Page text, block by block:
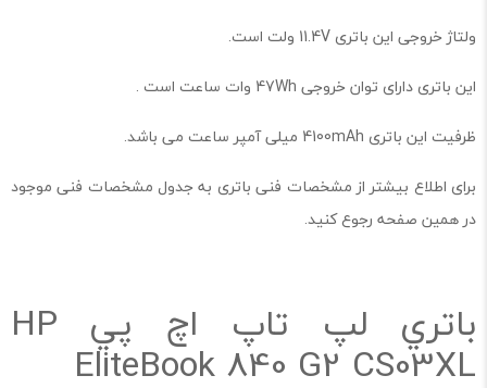
ولتاژ خروجی این باتری 11.4V ولت است.
این باتری دارای توان خروجی 47Wh وات ساعت است .
ظرفیت این باتری 4100mAh میلی آمپر ساعت می باشد.
برای اطلاع بیشتر از مشخصات فنی باتری به جدول مشخصات فنی موجود
در همین صفحه رجوع کنید.
باتري لپ تاپ اچ پي HP
EliteBook 840 G2 CS03XL